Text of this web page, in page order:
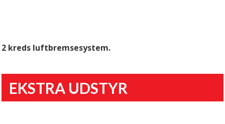
2 kreds luftbremsesystem.
EKSTRA UDSTYR